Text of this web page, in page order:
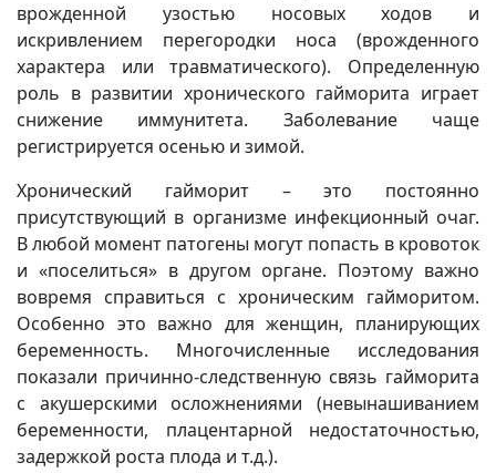
врожденной узостью носовых ходов и
искривлением перегородки носа (врожденного
характера или травматического). Определенную
роль в развитии хронического гайморита играет
снижение иммунитета. Заболевание чаще
регистрируется осенью и зимой.
Хронический гайморит – это постоянно
присутствующий в организме инфекционный очаг.
В любой момент патогены могут попасть в кровоток
и «поселиться» в другом органе. Поэтому важно
вовремя справиться с хроническим гайморитом.
Особенно это важно для женщин, планирующих
беременность. Многочисленные исследования
показали причинно-следственную связь гайморита
с акушерскими осложнениями (невынашиванием
беременности, плацентарной недостаточностью,
задержкой роста плода и т.д.).